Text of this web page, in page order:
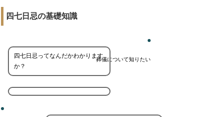
四七日忌の基礎知識
葬儀について知りたい
四七日忌ってなんだかわかります
か？